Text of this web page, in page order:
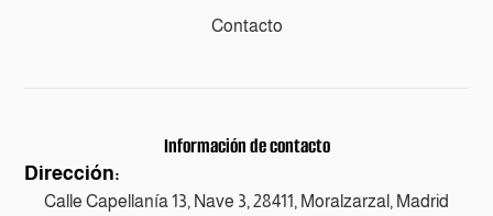
Contacto
Información de contacto
Dirección:
Calle Capellanía 13, Nave 3, 28411, Moralzarzal, Madrid